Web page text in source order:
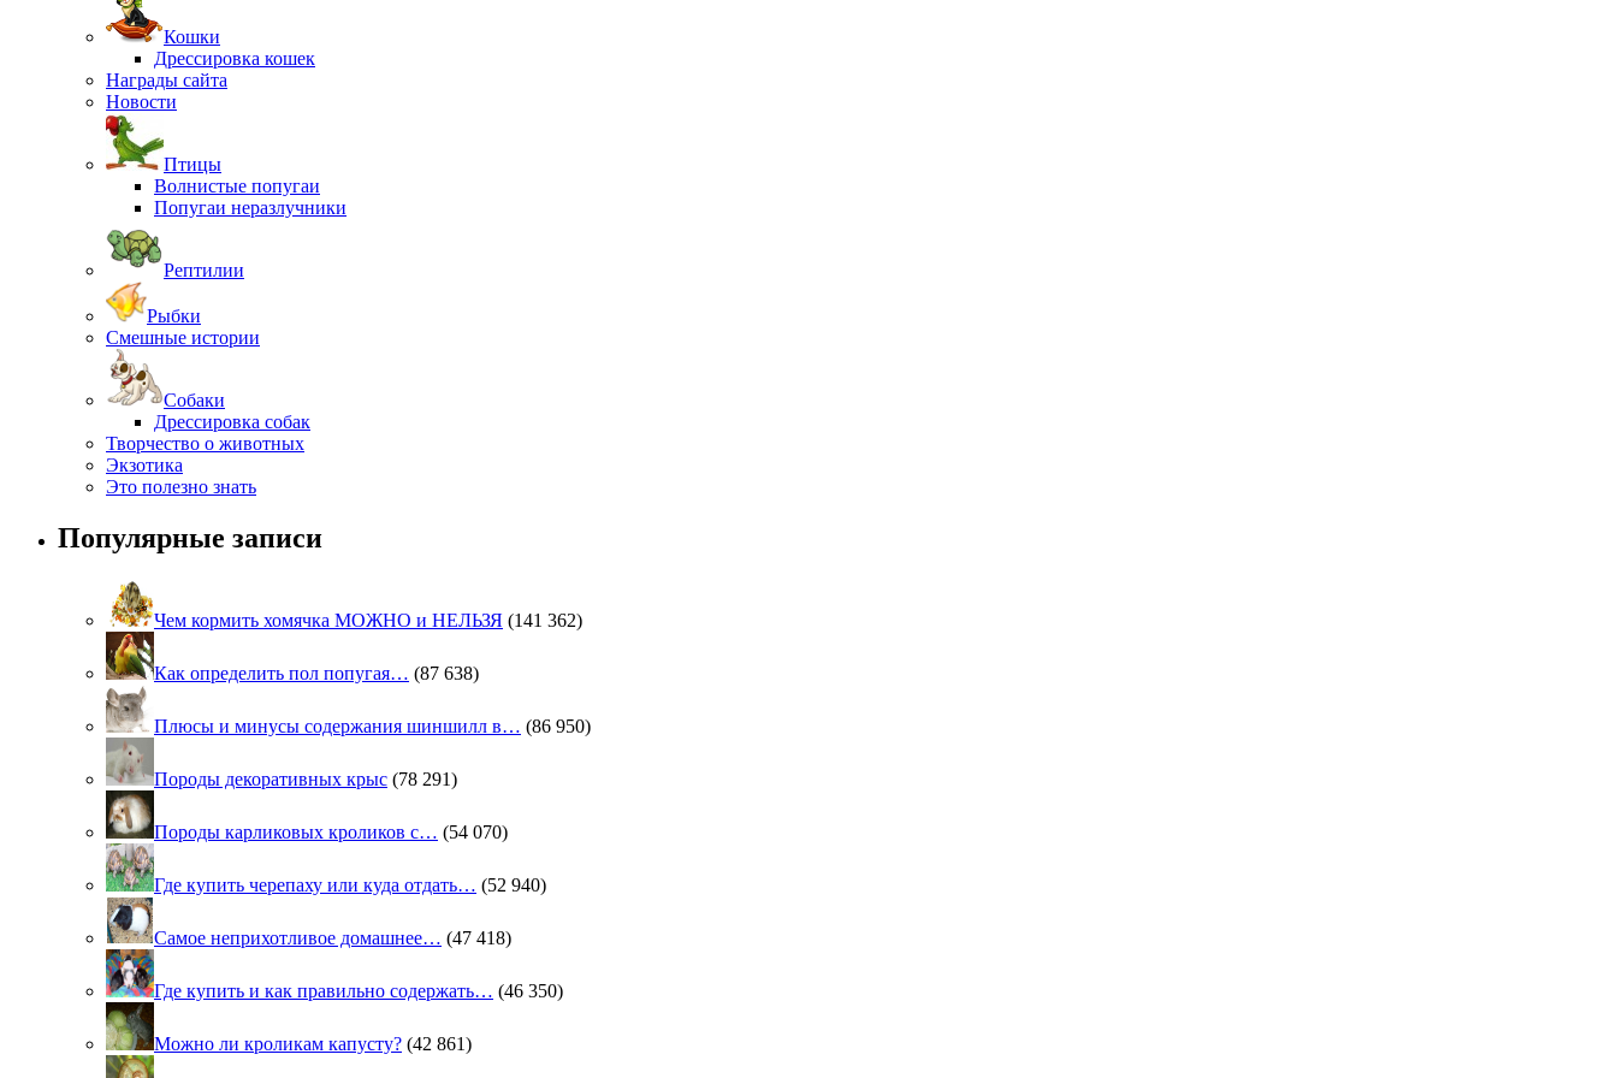
Кошки
Дрессировка кошек
Награды сайта
Новости
Птицы
Волнистые попугаи
Попугаи неразлучники
Рептилии
Рыбки
Смешные истории
Собаки
Дрессировка собак
Творчество о животных
Экзотика
Это полезно знать
Популярные записи
Чем кормить хомячка МОЖНО и НЕЛЬЗЯ (141 362)
Как определить пол попугая… (87 638)
Плюсы и минусы содержания шиншилл в… (86 950)
Породы декоративных крыс (78 291)
Породы карликовых кроликов с… (54 070)
Где купить черепаху или куда отдать… (52 940)
Самое неприхотливое домашнее… (47 418)
Где купить и как правильно содержать… (46 350)
Можно ли кроликам капусту? (42 861)